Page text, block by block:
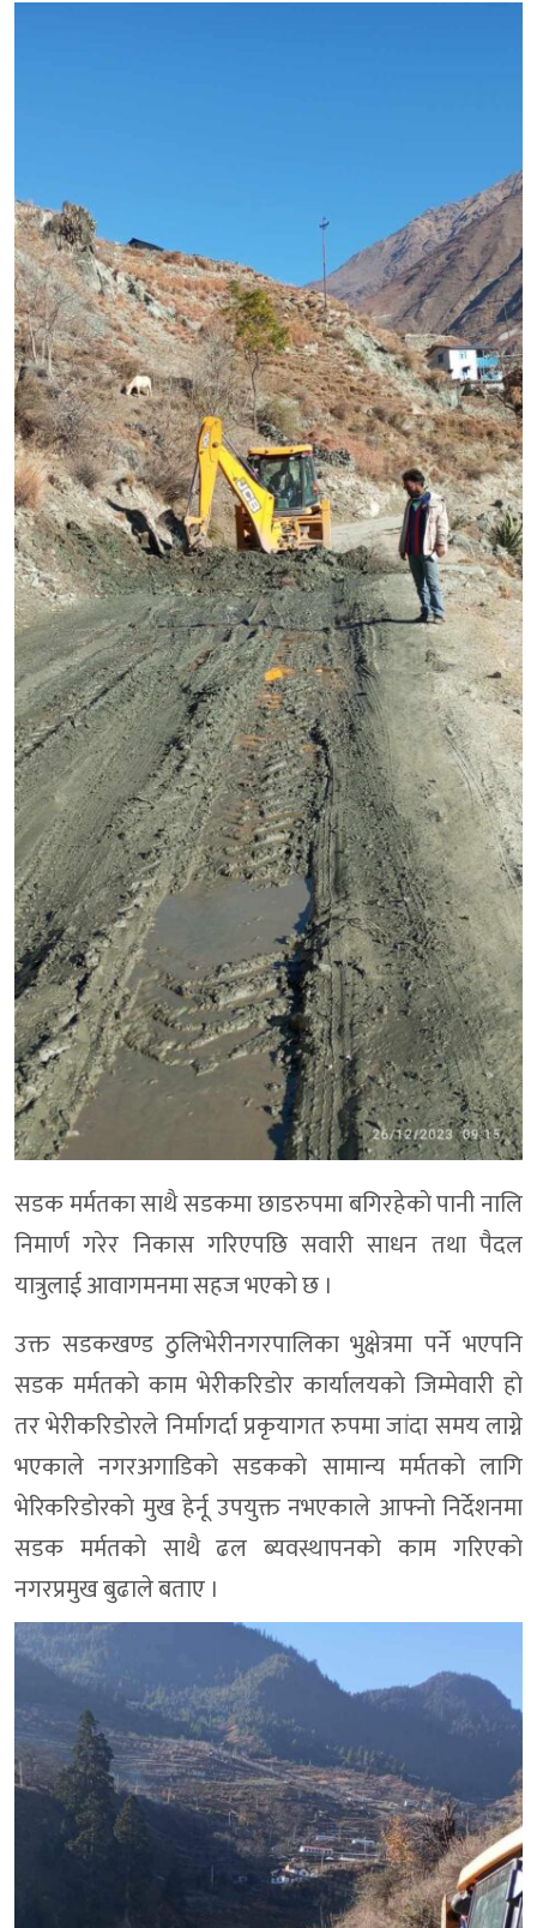
सडक मर्मतका साथै सडकमा छाडरुपमा बगिरहेकाे पानी नालि
निमार्ण गरेर निकास गरिएपछि सवारी साधन तथा पैदल
यात्रुलाई आवागमनमा सहज भएकाे छ ।
उक्त सडकखण्ड ठुलिभेरीनगरपालिका भुक्षेत्रमा पर्ने भएपनि
सडक मर्मतकाे काम भेरीकरिडाेर कार्यालयकाे जिम्मेवारी हाे
तर भेरीकरिडाेरले निर्मागर्दा प्रकृयागत रुपमा जांदा समय लाग्ने
भएकाले नगरअगाडिकाे सडककाे सामान्य मर्मतकाे लागि
भेरिकरिडाेरकाे मुख हेर्नू उपयुक्त नभएकाले आफ्नाे निर्देशनमा
सडक मर्मतकाे साथै ढल ब्यवस्थापनकाे काम गरिएकाे
नगरप्रमुख बुढाले बताए ।